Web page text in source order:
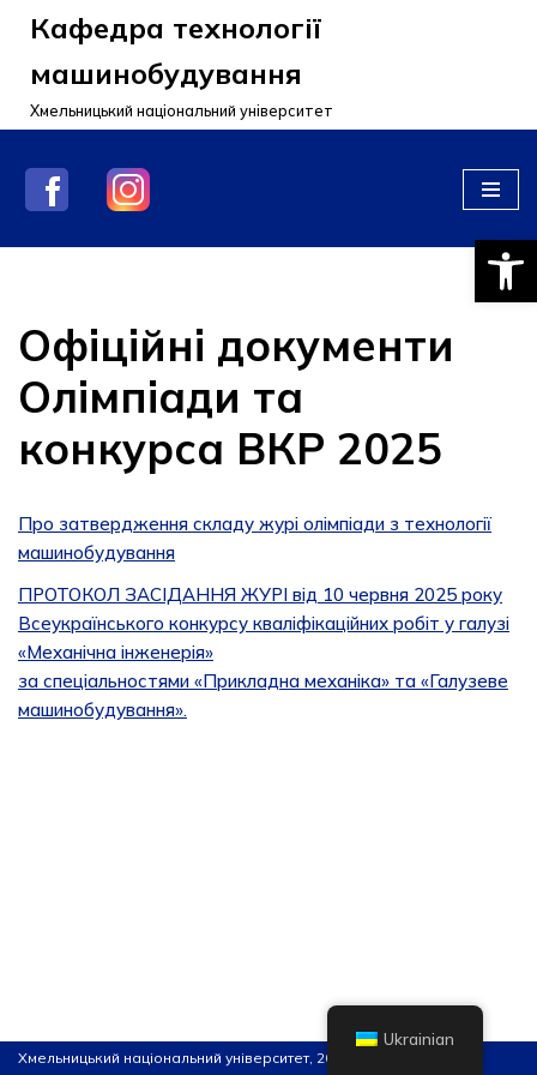
Перейти
вмісту
Кафедра технології
машинобудування
Хмельницький національний університет
Офіційні документи
Олімпіади та
конкурса ВКР 2025
Про затвердження складу журі олімпіади з технології
машинобудування
ПРОТОКОЛ ЗАСІДАННЯ ЖУРІ від 10 червня 2025 року
Всеукраїнського конкурсу кваліфікаційних робіт у галузі
«Механічна інженерія»
за спеціальностями «Прикладна механіка» та «Галузеве
машинобудування».
Хмельницький національний університет, 2026
Ukrainian